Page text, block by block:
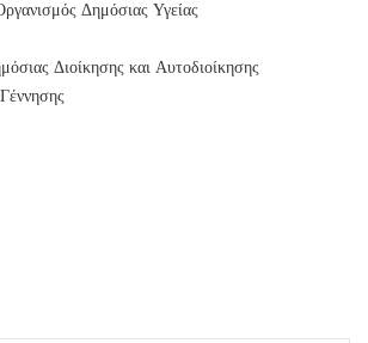
Δημόσιας Υγείας
Διοίκησης και Αυτοδιοίκησης